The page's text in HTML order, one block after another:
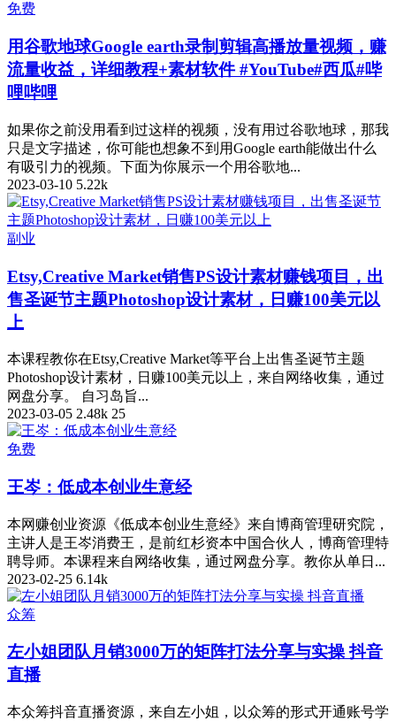
免费
用谷歌地球Google earth录制剪辑高播放量视频，赚
流量收益，详细教程+素材软件 #YouTube#西瓜#哔
哩哔哩
如果你之前没用看到过这样的视频，没有用过谷歌地球，那我
只是文字描述，你可能也想象不到用Google earth能做出什么
有吸引力的视频。下面为你展示一个用谷歌地...
2023-03-10 5.22k
副业
Etsy,Creative Market销售PS设计素材赚钱项目，出
售圣诞节主题Photoshop设计素材，日赚100美元以
上
本课程教你在Etsy,Creative Market等平台上出售圣诞节主题
Photoshop设计素材，日赚100美元以上，来自网络收集，通过
网盘分享。 自习岛旨...
2023-03-05 2.48k 25
免费
王岑：低成本创业生意经
本网赚创业资源《低成本创业生意经》来自博商管理研究院，
主讲人是王岑消费王，是前红杉资本中国合伙人，博商管理特
聘导师。本课程来自网络收集，通过网盘分享。教你从单日...
2023-02-25 6.14k
众筹
左小姐团队月销3000万的矩阵打法分享与实操 抖音
直播
本众筹抖音直播资源，来自左小姐，以众筹的形式开通账号学